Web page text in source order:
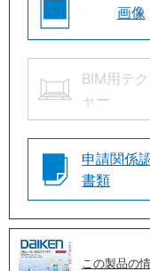
画像
BIM用テ
ャー
申請関係
書類
この製品の